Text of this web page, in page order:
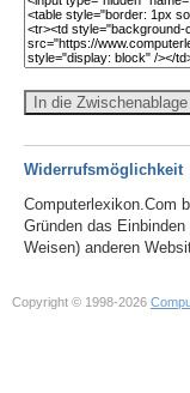
In die
Widerrufsmöglichkeit
Computerlexikon.Com
Gründen das
Weisen) anderen
Copyright © 1998-2026